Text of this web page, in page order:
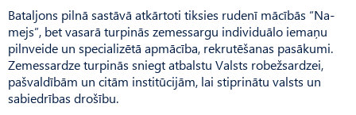
Bataljons pilnā sastāvā atkārtoti tiksies rudenī mācībās “Na­
mejs”, bet vasarā turpinās zemessargu individuālo iemaņu
pilnveide un specializētā apmācība, rekrutēšanas pasākumi.
Zemessardze turpinās sniegt atbalstu Valsts robežsardzei,
paš­valdībām un citām institūcijām, lai stiprinātu valsts un
sabiedrības drošību.